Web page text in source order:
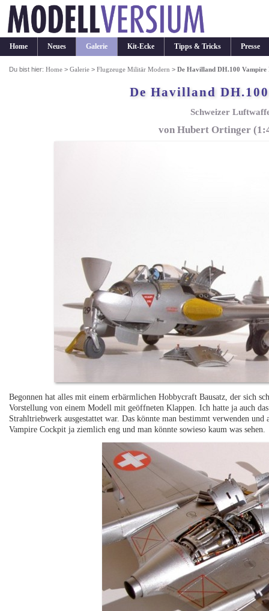
Home Neues Galerie Kit-Ecke Tipps & Tricks Presse
Du bist hier:Home >Galerie >Flugzeuge Militär Modern >De Havilland DH.100 Vampire
De Havilland
Schweizer
von Hubert Ortinger
Begonnen hat alles mit einem erbärmlichen Hobbycraft Bausatz, der sich
Vorstellung von einem Modell mit geöffneten Klappen. Ich hatte ja auch
Strahltriebwerk ausgestattet war. Das könnte man bestimmt verwenden
Vampire Cockpit ja ziemlich eng und man könnte sowieso kaum was sehen.